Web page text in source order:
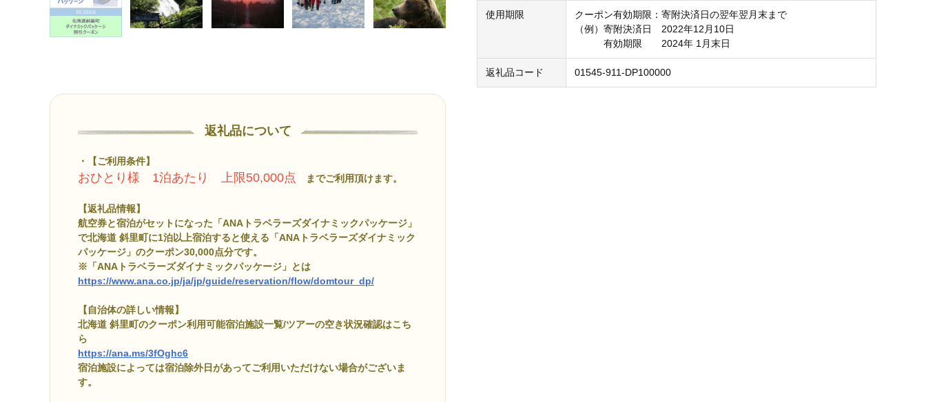
返礼品について
【ご利用条件】
おひとり様 1泊あたり 上限50,000点 までご利用頂けます。
【返礼品情報】
航空券と宿泊がセットになった「ANAトラベラーズダイナミックパッケージ」
で北海道 斜里町に1泊以上宿泊すると使える「ANAトラベラーズダイナミック
パッケージ」のクーポン30,000点分です。
※「ANAトラベラーズダイナミックパッケージ」とは
https://www.ana.co.jp/ja/jp/guide/reservation/flow/domtour_dp/
【自治体の詳しい情報】
北海道 斜里町のクーポン利用可能宿泊施設一覧/ツアーの空き状況確認はこち
ら
https://ana.ms/3fOghc6
宿泊施設によっては宿泊除外日があってご利用いただけない場合がございま
す。
使用期限
クーポン有効期限：寄附決済日の翌年翌月末まで
（例）寄附決済日 2022年12月10日
有効期限 2024年 1月末日
返礼品コード 01545-911-DP100000